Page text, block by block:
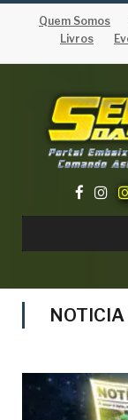
Quem Somos
Livros